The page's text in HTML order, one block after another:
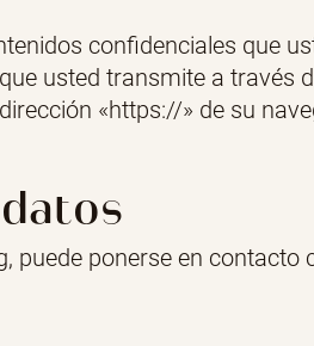
confidenciales que
usted transmite a través
«https://» de su
ponerse en